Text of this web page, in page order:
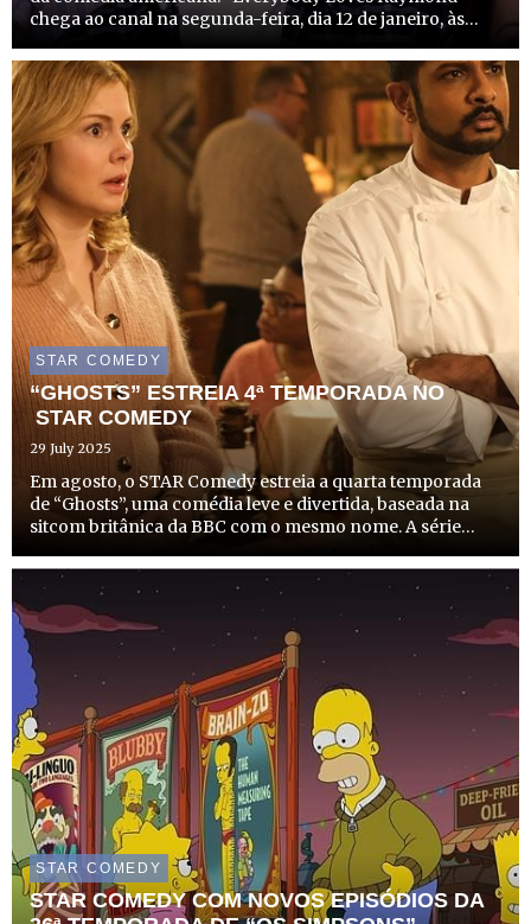
chega ao canal na segunda-feira, dia 12 de janeiro, às
o quotidiano hilariante de Ray Barone (Ray Romano), um
jorna...
STAR COMEDY
“GHOSTS” ESTREIA 4ª TEMPORADA NO
STAR COMEDY
29 July 2025
Em agosto, o STAR Comedy estreia a quarta temporada
de “Ghosts”, uma comédia leve e divertida, baseada na
sitcom britânica da BBC com o mesmo nome. A série
antiga mansão de família num alojamento local, mas as
coisas nã...
STAR COMEDY
STAR COMEDY COM NOVOS EPISÓDIOS DA